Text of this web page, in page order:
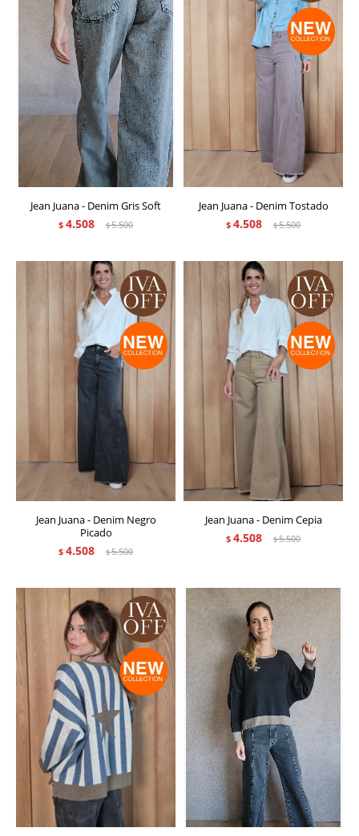
Jean Juana - Denim Gris Soft
$ 4.508 $5.500
Jean Juana - Denim Tostado
$ 4.508 $5.500
Jean Juana - Denim Negro
Picado
$ 4.508 $5.500
Jean Juana - Denim Cepia
$ 4.508 $5.500